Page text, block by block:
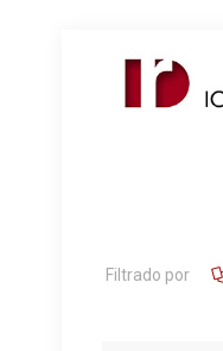
Filtrado por